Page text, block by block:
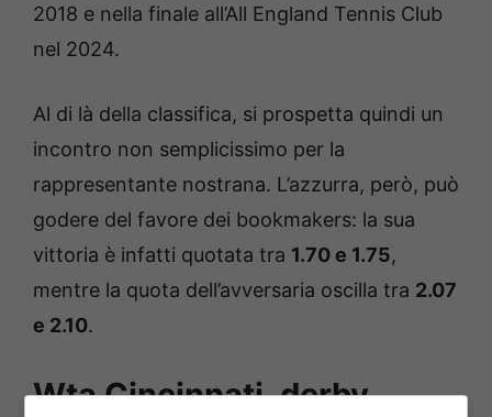
2018 e nella finale all’All England Tennis Club
nel 2024.
Al di là della classifica, si prospetta quindi un
incontro non semplicissimo per la
rappresentante nostrana. L’azzurra, però, può
godere del favore dei bookmakers: la sua
vittoria è infatti quotata tra 1.70 e 1.75,
mentre la quota dell’avversaria oscilla tra 2.07
e 2.10.
Wta Cincinnati, derby